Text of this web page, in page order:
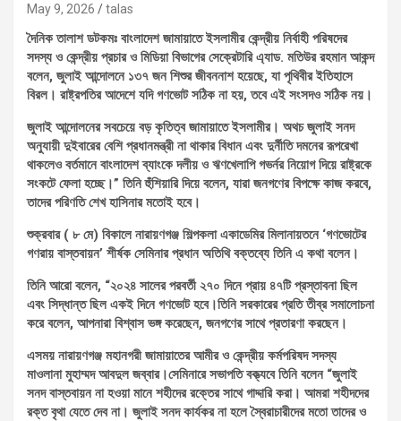
May 9, 2026 talas
দৈনিক তালাশ ডটকমঃ বাংলাদেশ জামায়াতে ইসলামীর কেন্দ্রীয় নির্বাহী পরিষদের
সদস্য ও কেন্দ্রীয় প্রচার ও মিডিয়া বিভাগের সেক্রেটারি এ্যাড. মতিউর রহমান আকন্দ
বলেন, জুলাই আন্দোলনে ১৩৭ জন শিশুর জীবননাশ হয়েছে, যা পৃথিবীর ইতিহাসে
বিরল। রাষ্ট্রপতির আদেশে যদি গণভোট সঠিক না হয়, তবে এই সংসদও সঠিক নয়।
জুলাই আন্দোলনের সবচেয়ে বড় কৃতিত্ব জামায়াতে ইসলামীর। অথচ জুলাই সনদ
অনুযায়ী দুইবারের বেশি প্রধানমন্ত্রী না থাকার বিধান এবং দুর্নীতি দমনের রূপরেখা
থাকলেও বর্তমানে বাংলাদেশ ব্যাংকে দলীয় ও ঋণখেলাপি গভর্নর নিয়োগ দিয়ে রাষ্ট্রকে
সংকটে ফেলা হচ্ছে।” তিনি হুঁশিয়ারি দিয়ে বলেন, যারা জনগণের বিপক্ষে কাজ করবে,
তাদের পরিণতি শেখ হাসিনার মতোই হবে।
শুক্রবার ( ৮ মে) বিকালে নারায়ণগঞ্জ শিল্পকলা একাডেমির মিলানায়তনে ‎‘গণভোটের
গণরায় বাস্তবায়ন’ শীর্ষক সেমিনার প্রধান অতিথি বক্তব্যে তিনি এ কথা বলেন।
তিনি আরো বলেন, “২০২৪ সালের পরবর্তী ২৭০ দিনে প্রায় ৪৭টি প্রস্তাবনা ছিল
এবং সিদ্ধান্ত ছিল একই দিনে গণভোট হবে।তিনি সরকারের প্রতি তীব্র সমালোচনা
করে বলেন, আপনারা বিশ্বাস ভঙ্গ করেছেন, জনগণের সাথে প্রতারণা করছেন।
এসময় নারায়ণগঞ্জ মহানগরী জামায়াতের আমীর ও কেন্দ্রীয় কর্মপরিষদ সদস্য
মাওলানা মুহাম্মদ আবদুল জব্বার।সেমিনারে সভাপতি বক্ত্যবে তিনি বলেন “জুলাই
সনদ বাস্তবায়ন না হওয়া মানে শহীদের রক্তের সাথে গাদ্দারি করা। আমরা শহীদদের
রক্ত বৃথা যেতে দেব না। জুলাই সনদ কার্যকর না হলে স্বৈরাচারীদের মতো তাদের ও